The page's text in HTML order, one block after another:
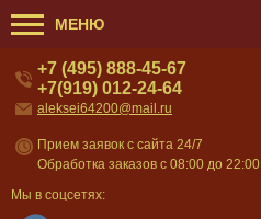
МЕНЮ
+7 (495) 888-45-67
+7(919) 012-24-64
aleksei64200@mail.ru
Прием заявок с сайта 24/7
Обработка заказов с 08:00 до 22:00
Мы в соцсетях: